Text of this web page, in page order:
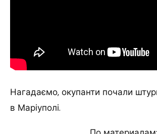
Нагадаємо, окупанти почали
в Маріуполі.